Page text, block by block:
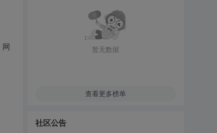
暂无数据
查看更多榜单
社区公告